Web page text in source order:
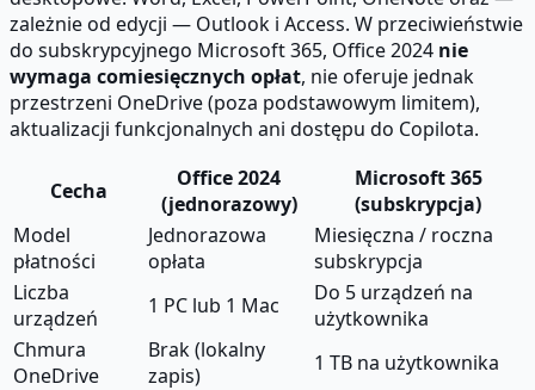
zależnie od edycji — Outlook i Access. W przeciwieństwie
do subskrypcyjnego Microsoft 365, Office 2024 nie
wymaga comiesięcznych opłat, nie oferuje jednak
przestrzeni OneDrive (poza podstawowym limitem),
aktualizacji funkcjonalnych ani dostępu do Copilota.
Cecha
Office 2024
(jednorazowy)
Microsoft 365
(subskrypcja)
Model
płatności
Jednorazowa
opłata
Miesięczna / roczna
subskrypcja
Liczba
urządzeń
1 PC lub 1 Mac
Do 5 urządzeń na
użytkownika
Chmura
OneDrive
Brak (lokalny
zapis)
1 TB na użytkownika